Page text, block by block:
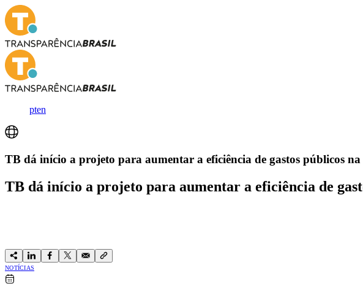
pten
TB dá início a projeto para aumentar a eficiência de gastos públicos
TB dá início a projeto para aumentar a eficiência de
NOTÍCIAS